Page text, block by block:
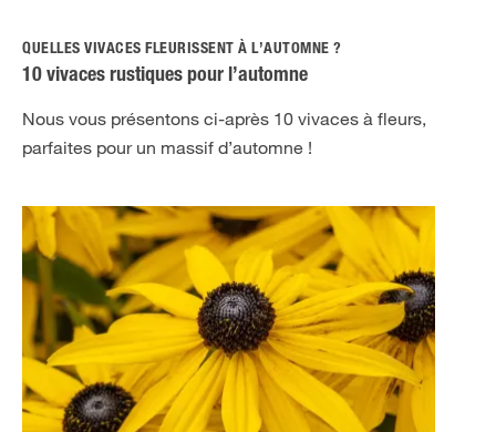
QUELLES VIVACES FLEURISSENT À L’AUTOMNE ?
10 vivaces rustiques pour l’automne
Nous vous présentons ci-après 10 vivaces à fleurs,
parfaites pour un massif d’automne !